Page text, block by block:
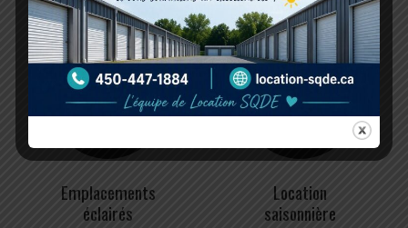
Emplacements
éclairés
Location
saisonnière